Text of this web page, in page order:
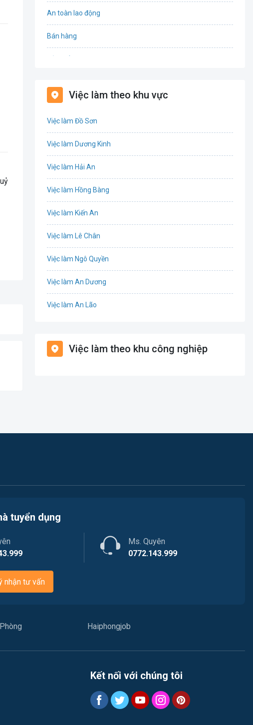
An toàn lao động
Bán hàng
Biên phiên dịch
Văn Phòng
Nhà hàng / Khách sạn
Nội ngoại thất
Tài chính / Đầu tư
Chăm Sóc Khách Hàng
Việc làm theo khu vực
Việc làm Đồ Sơn
Việc làm Dương Kinh
Việc làm Hải An
Việc làm Hồng Bàng
Việc làm Kiến An
Việc làm Lê Chân
Việc làm Ngô Quyền
Việc làm An Dương
Việc làm An Lão
Việc làm Cát Hải
Việc làm Bạch Đằng
Việc làm Gia Viên
Việc làm An Biên
Việc làm Đông Hải
Việc làm Phù Liễn
Việc làm theo khu công nghiệp
tuyển dụng
Ms. Quyên
0772.143.999
nhận tư vấn
Haiphongjob
Kết nối với chúng tôi